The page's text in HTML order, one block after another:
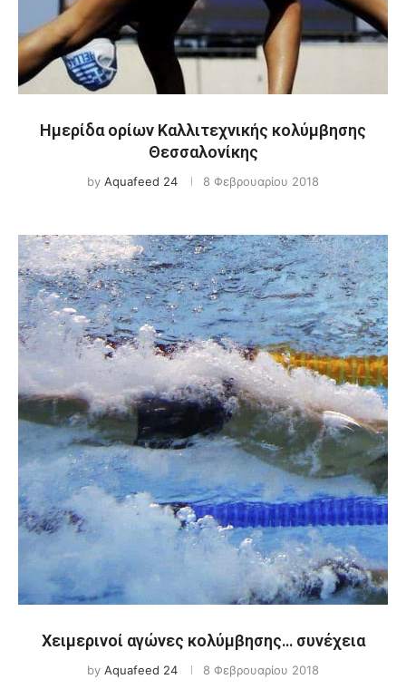
Ημερίδα ορίων Καλλιτεχνικής κολύμβησης
Θεσσαλονίκης
by Aquafeed 24 8 Φεβρουαρίου 2018
Χειμερινοί αγώνες κολύμβησης… συνέχεια
by Aquafeed 24 8 Φεβρουαρίου 2018